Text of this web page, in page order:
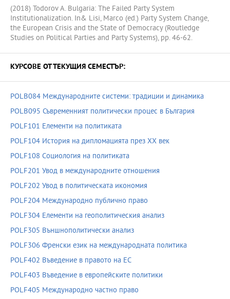
(2018) Todorov A. Bulgaria: The Failed Party System
Institutionalization. In& Lisi, Marco (ed.) Party System Change,
the European Crisis and the State of Democracy (Routledge
Studies on Political Parties and Party Systems), pp. 46-62.
КУРСОВЕ ОТ ТЕКУЩИЯ СЕМЕСТЪР:
POLB084 Международните системи: традиции и динамика
POLB095 Съвременният политически процес в България
POLF101 Елементи на политиката
POLF104 История на дипломацията през ХХ век
POLF108 Социология на политиката
POLF201 Увод в международните отношения
POLF202 Увод в политическата икономия
POLF204 Международно публично право
POLF304 Елементи на геополитическия анализ
POLF305 Външнополитически анализ
POLF306 Френски език на международната политика
POLF402 Въведение в правото на ЕС
POLF403 Въведение в европейските политики
POLF405 Международно частно право